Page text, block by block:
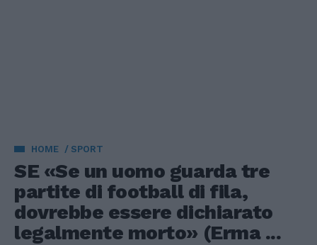
HOME SPORT
SE «Se un uomo guarda tre
partite di football di fila,
dovrebbe essere dichiarato
legalmente morto» (Erma ...